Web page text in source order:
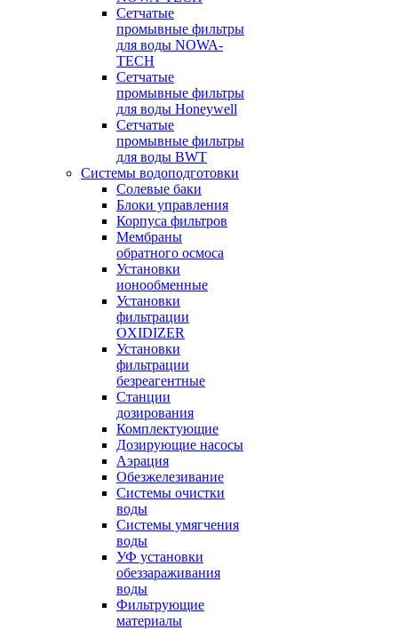
Сетчатые
промывные фильтры
для воды NOWA-
TECH
Сетчатые
промывные фильтры
для воды Honeywell
Сетчатые
промывные фильтры
для воды BWT
Системы водоподготовки
Солевые баки
Блоки управления
Корпуса фильтров
Мембраны
обратного осмоса
Установки
ионообменные
Установки
фильтрации
OXIDIZER
Установки
фильтрации
безреагентные
Станции
дозирования
Комплектующие
Дозирующие насосы
Аэрация
Обезжелезивание
Системы очистки
воды
Системы умягчения
воды
УФ установки
обеззараживания
воды
Фильтрующие
материалы